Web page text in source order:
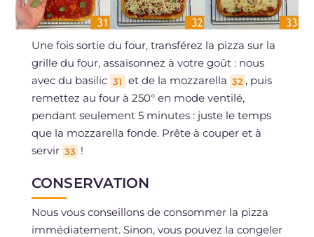
Une fois sortie du four, transférez la pizza sur la
grille du four, assaisonnez à votre goût : nous
avec du basilic 31 et de la mozzarella 32 , puis
remettez au four à 250° en mode ventilé,
pendant seulement 5 minutes : juste le temps
que la mozzarella fonde. Prête à couper et à
servir 33 !
CONSERVATION
Nous vous conseillons de consommer la pizza
immédiatement. Sinon, vous pouvez la congeler